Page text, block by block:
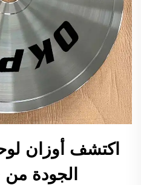
اكتشف أوزان
الجودة من OKPRO